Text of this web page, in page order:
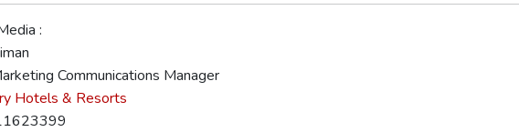
:
Communications Manager
Hotels & Resorts